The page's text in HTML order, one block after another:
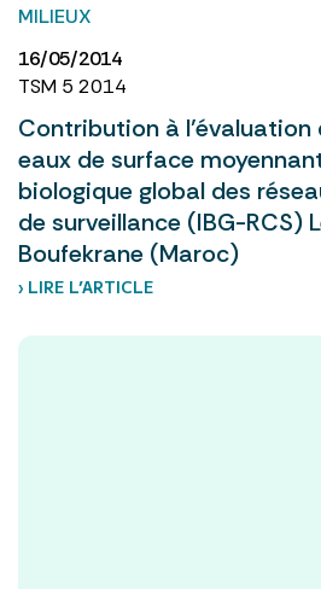
MILIEUX
16/05/2014
TSM 5 2014
Contribution à l’évaluation
eaux de surface
biologique global des
de surveillance (IBG-RCS)
Boufekrane (Maroc)
› LIRE L’ARTICLE